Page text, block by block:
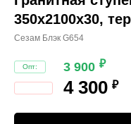
350х2100х30,
Сезам Блэк G654
3 900 ₽
4 300 ₽